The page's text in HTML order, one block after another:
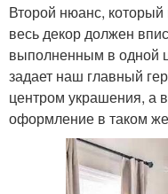
Второй нюанс, который
весь декор должен
выполненным в одной
задает наш главный
центром украшения, а
оформление в таком